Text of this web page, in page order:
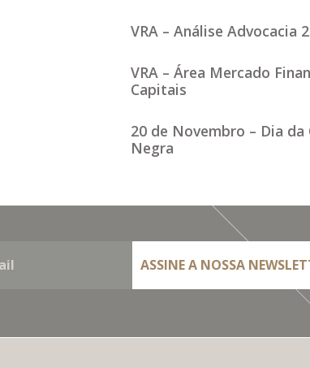
VRA – Análise Advocacia
VRA – Área Mercado
Capitais
20 de Novembro – Dia da
Negra